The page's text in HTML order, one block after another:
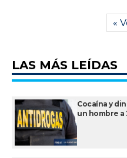
«
LAS MÁS LEÍDAS
Cocaína y
un hombre a